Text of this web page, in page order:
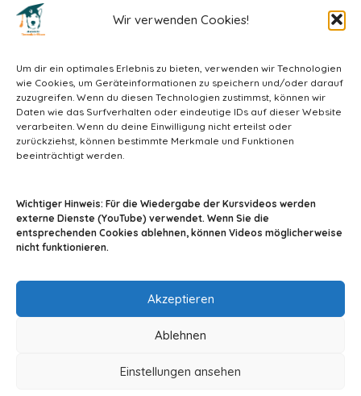
Wir verwenden Cookies!
Um dir ein optimales Erlebnis zu bieten, verwenden wir Technologien
wie Cookies, um Geräteinformationen zu speichern und/oder darauf
zuzugreifen. Wenn du diesen Technologien zustimmst, können wir
Daten wie das Surfverhalten oder eindeutige IDs auf dieser Website
verarbeiten. Wenn du deine Einwilligung nicht erteilst oder
zurückziehst, können bestimmte Merkmale und Funktionen
beeinträchtigt werden.
Wichtiger Hinweis: Für die Wiedergabe der Kursvideos werden
externe Dienste (YouTube) verwendet. Wenn Sie die
entsprechenden Cookies ablehnen, können Videos möglicherweise
nicht funktionieren.
Akzeptieren
Ablehnen
Einstellungen ansehen
Kleintier haben wir für Euch…
info@tiermedizin-wissen.de
© 2024 By A2Z-Soft